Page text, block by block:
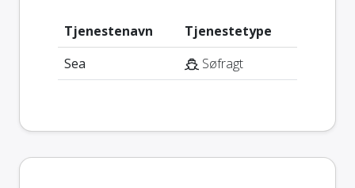
Tjenestenavn
Tjenestetype
Sea
Søfragt